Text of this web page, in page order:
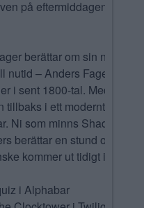
på eftermiddagen.
berättar om sin nya
– Anders Fager har
i sent 1800-tal. Med
tillbaks i ett modernt
Ni som minns Shadowrun
berättar en stund om sitt
kommer ut tidigt i vår.
i Alphabar